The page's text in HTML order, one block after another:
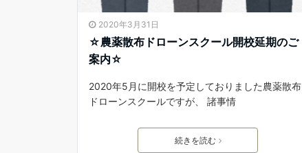
2020年3月31日
☆農薬散布ドローンスクール開校延期のご
案内☆
2020年5月に開校を予定しておりました農薬散布
ドローンスクールですが、 諸事情
続きを読む